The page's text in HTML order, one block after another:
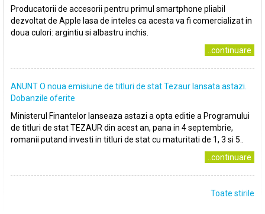
Producatorii de accesorii pentru primul smartphone pliabil
dezvoltat de Apple lasa de inteles ca acesta va fi comercializat in
doua culori: argintiu si albastru inchis.
..continuare
ANUNT O noua emisiune de titluri de stat Tezaur lansata astazi.
Dobanzile oferite
Ministerul Finantelor lanseaza astazi a opta editie a Programului
de titluri de stat TEZAUR din acest an, pana in 4 septembrie,
romanii putand investi in titluri de stat cu maturitati de 1, 3 si 5..
..continuare
Toate stirile